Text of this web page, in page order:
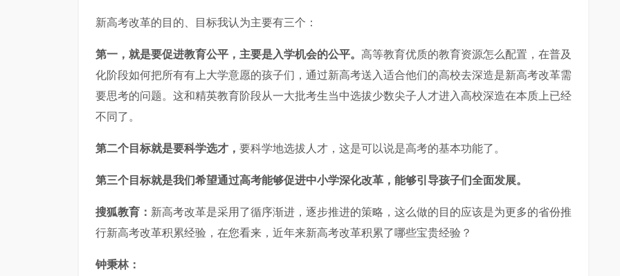
新高考改革的目的、目标我认为主要有三个：
第一，就是要促进教育公平，主要是入学机会的公平。 高等教育优质的教育资源怎么配置，在普及
化阶段如何把所有有上大学意愿的孩子们，通过新高考送入适合他们的高校去深造是新高考改革需
要思考的问题。这和精英教育阶段从一大批考生当中选拔少数尖子人才进入高校深造在本质上已经
不同了。
第二个目标就是要科学选才， 要科学地选拔人才，这是可以说是高考的基本功能了。
第三个目标就是我们希望通过高考能够促进中小学深化改革，能够引导孩子们全面发展。
搜狐教育： 新高考改革是采用了循序渐进，逐步推进的策略，这么做的目的应该是为更多的省份推
行新高考改革积累经验，在您看来，近年来新高考改革积累了哪些宝贵经验？
钟秉林：